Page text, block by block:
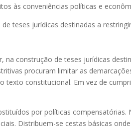
às conveniências políticas e
teses jurídicas destinadas a
na construção de teses jurídicas
procuram limitar as
texto constitucional. Em vez de
por políticas compensatórias.
Distribuem-se cestas básicas